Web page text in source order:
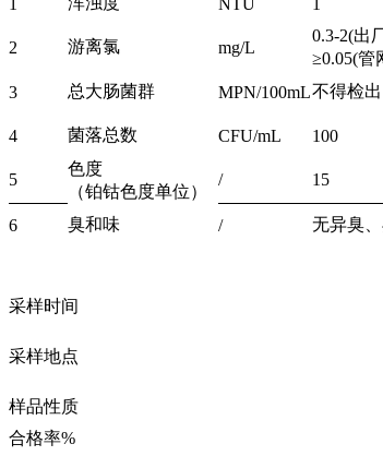
2 游离氯 mg/L
0.3-2(出
≥0.05(管
3 总大肠菌群 MPN/100mL不得检出
4 菌落总数 CFU/mL 100
5
色度
/ 15
（铂钴色度单位）
6
臭和味 / 无异臭
采样时间
采样地点
样品性质
合格率%